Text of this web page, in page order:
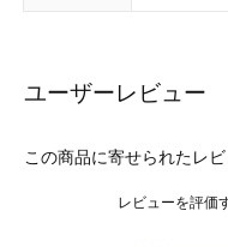
ユーザーレビュー
この商品に寄せられたレ
レビューを評価